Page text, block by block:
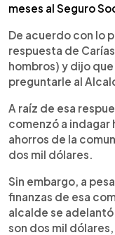
meses al Seguro
De acuerdo con lo
respuesta de
hombros) y dijo
preguntarle al
A raíz de esa
comenzó a indagar
ahorros de la
dos mil dólares.
Sin embargo, a
finanzas de esa
alcalde se
son dos mil